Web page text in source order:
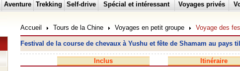
Aventure Trekking Self-drive Spécial et intéressant Voyages privés
Accueil Tours de la Chine Voyages en petit groupe Voyage des
Festival de la course de chevaux à Yushu et fête de Shamam au pays
Inclus Itinéraire